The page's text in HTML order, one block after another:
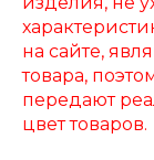
на сайте,
товара,
передают
цвет товаров.